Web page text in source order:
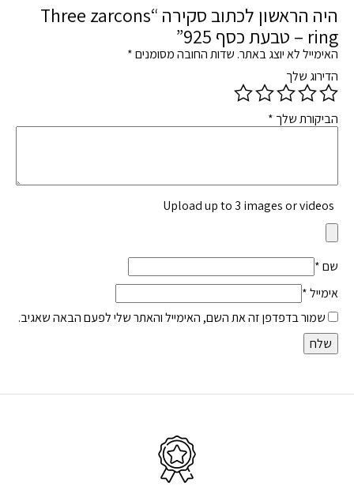
היה הראשון לכתוב סקירה “Three zarcons
ring – טבעת כסף 925”
האימייל לא יוצג באתר. שדות החובה מסומנים*
הדירוג שלך
הביקורת שלך *
Upload up to 3 images or videos
שם*
אימייל*
שמור בדפדפן זה את השם, האימייל והאתר שלי לפעם הבאה שאגיב.